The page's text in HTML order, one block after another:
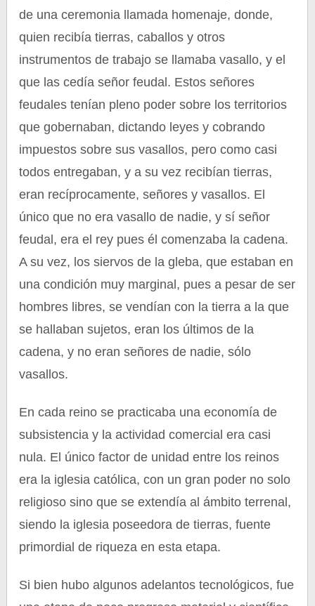
de una ceremonia llamada homenaje, donde,
quien recibía tierras, caballos y otros
instrumentos de trabajo se llamaba vasallo, y el
que las cedía señor feudal. Estos señores
feudales tenían pleno poder sobre los territorios
que gobernaban, dictando leyes y cobrando
impuestos sobre sus vasallos, pero como casi
todos entregaban, y a su vez recibían tierras,
eran recíprocamente, señores y vasallos. El
único que no era vasallo de nadie, y sí señor
feudal, era el rey pues él comenzaba la cadena.
A su vez, los siervos de la gleba, que estaban en
una condición muy marginal, pues a pesar de ser
hombres libres, se vendían con la tierra a la que
se hallaban sujetos, eran los últimos de la
cadena, y no eran señores de nadie, sólo
vasallos.
En cada reino se practicaba una economía de
subsistencia y la actividad comercial era casi
nula. El único factor de unidad entre los reinos
era la iglesia católica, con un gran poder no solo
religioso sino que se extendía al ámbito terrenal,
siendo la iglesia poseedora de tierras, fuente
primordial de riqueza en esta etapa.
Si bien hubo algunos adelantos tecnológicos, fue